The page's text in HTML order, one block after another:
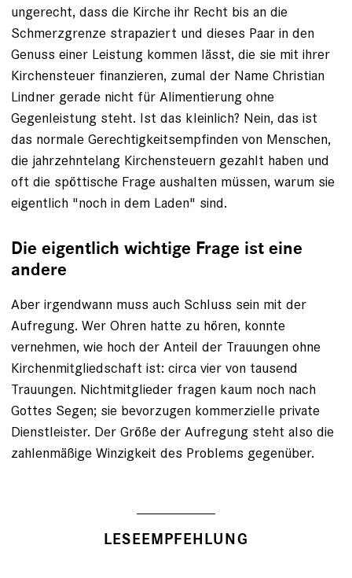
ungerecht, dass die Kirche ihr Recht bis an die
Schmerzgrenze strapaziert und dieses Paar in den
Genuss einer Leistung kommen lässt, die sie mit ihrer
Kirchensteuer finanzieren, zumal der Name Christian
Lindner gerade nicht für Alimentierung ohne
Gegenleistung steht. Ist das kleinlich? Nein, das ist
das normale Gerechtigkeitsempfinden von Menschen,
die jahrzehntelang Kirchensteuern gezahlt haben und
oft die spöttische Frage aushalten müssen, warum sie
eigentlich "noch in dem Laden" sind.
Die eigentlich wichtige Frage ist eine
andere
Aber irgendwann muss auch Schluss sein mit der
Aufregung. Wer Ohren hatte zu hören, konnte
vernehmen, wie hoch der Anteil der Trauungen ohne
Kirchenmitgliedschaft ist: circa vier von tausend
Trauungen. Nichtmitglieder fragen kaum noch nach
Gottes Segen; sie bevorzugen kommerzielle private
Dienstleister. Der Größe der Aufregung steht also die
zahlenmäßige Winzigkeit des Problems gegenüber.
LESEEMPFEHLUNG